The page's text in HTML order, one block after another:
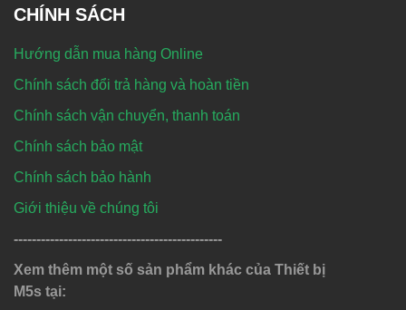
CHÍNH SÁCH
Hướng dẫn mua hàng Online
Chính sách đổi trả hàng và hoàn tiền
Chính sách vận chuyển, thanh toán
Chính sách bảo mật
Chính sách bảo hành
Giới thiệu về chúng tôi
----------------------------------------------
Xem thêm một số sản phẩm khác của Thiết bị
M5s tại: